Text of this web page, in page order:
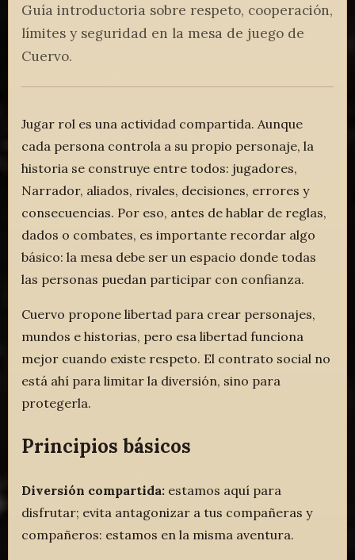
Guía introductoria sobre respeto, cooperación,
límites y seguridad en la mesa de juego de
Cuervo.
Jugar rol es una actividad compartida. Aunque
cada persona controla a su propio personaje, la
historia se construye entre todos: jugadores,
Narrador, aliados, rivales, decisiones, errores y
consecuencias. Por eso, antes de hablar de reglas,
dados o combates, es importante recordar algo
básico: la mesa debe ser un espacio donde todas
las personas puedan participar con confianza.
Cuervo propone libertad para crear personajes,
mundos e historias, pero esa libertad funciona
mejor cuando existe respeto. El contrato social no
está ahí para limitar la diversión, sino para
protegerla.
Principios básicos
Diversión compartida: estamos aquí para
disfrutar; evita antagonizar a tus compañeras y
compañeros: estamos en la misma aventura.